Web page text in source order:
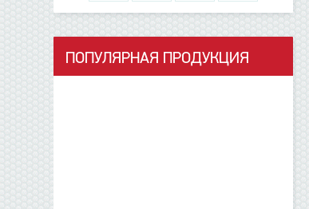
ПОПУЛЯРНАЯ ПРОДУКЦИЯ